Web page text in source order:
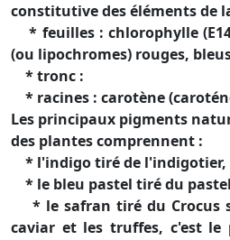
constitutive des éléments de
* feuilles : chlorophylle
(ou lipochromes) rouges,
* tronc :
* racines : carotène
Les principaux pigments
des plantes comprennent :
* l'indigo tiré de l'indigotier,
* le bleu pastel tiré du
* le safran tiré du Crocus
caviar et les truffes, c'est